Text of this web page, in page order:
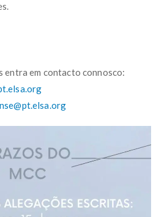
entra em contacto connosco: